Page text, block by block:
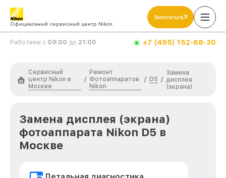
Официальный сервисный центр Nikon
Записаться
Работаем с 09:00 до 21:00 +7 (495) 152-68-30
Сервисный
центр Nikon в
Москве
/
Ремонт
Фотоаппаратов
Nikon
/ D5 /
Замена
дисплея
(экрана)
Замена дисплея (экрана)
фотоаппарата Nikon D5 в
Москве